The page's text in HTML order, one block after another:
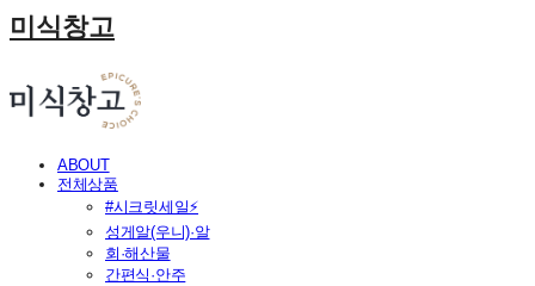
미식창고
ABOUT
전체상품
#시크릿세일⚡
성게알(우니)·알
회·해산물
간편식·안주